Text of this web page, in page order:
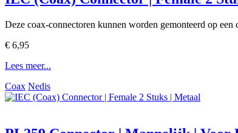
Deze coax-connectoren kunnen worden gemonteerd op een
€ 6,95
Lees meer...
Coax Nedis